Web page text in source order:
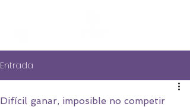
Entrada
Difícil ganar, imposible no competir